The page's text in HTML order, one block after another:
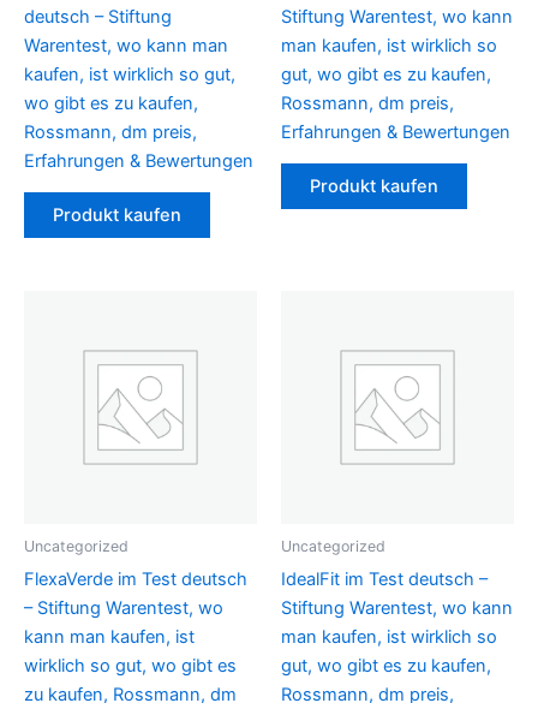
deutsch – Stiftung
Warentest, wo kann man
kaufen, ist wirklich so gut,
wo gibt es zu kaufen,
Rossmann, dm preis,
Erfahrungen & Bewertungen
Produkt kaufen
Stiftung Warentest, wo kann
man kaufen, ist wirklich so
gut, wo gibt es zu kaufen,
Rossmann, dm preis,
Erfahrungen & Bewertungen
Produkt kaufen
Uncategorized
FlexaVerde im Test deutsch
– Stiftung Warentest, wo
kann man kaufen, ist
wirklich so gut, wo gibt es
zu kaufen, Rossmann, dm
Uncategorized
IdealFit im Test deutsch –
Stiftung Warentest, wo kann
man kaufen, ist wirklich so
gut, wo gibt es zu kaufen,
Rossmann, dm preis,